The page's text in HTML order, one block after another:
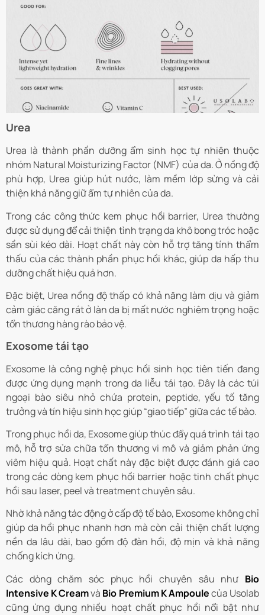
Urea
Urea là thành phần dưỡng ẩm sinh học tự nhiên thuộc
nhóm Natural Moisturizing Factor (NMF) của da. Ở nồng độ
phù hợp, Urea giúp hút nước, làm mềm lớp sừng và cải
thiện khả năng giữ ẩm tự nhiên của da.
Trong các công thức kem phục hồi barrier, Urea thường
được sử dụng để cải thiện tình trạng da khô bong tróc hoặc
sần sùi kéo dài. Hoạt chất này còn hỗ trợ tăng tính thẩm
thấu của các thành phần phục hồi khác, giúp da hấp thu
dưỡng chất hiệu quả hơn.
Đặc biệt, Urea nồng độ thấp có khả năng làm dịu và giảm
cảm giác căng rát ở làn da bị mất nước nghiêm trọng hoặc
tổn thương hàng rào bảo vệ.
Exosome tái tạo
Exosome là công nghệ phục hồi sinh học tiên tiến đang
được ứng dụng mạnh trong da liễu tái tạo. Đây là các túi
ngoại bào siêu nhỏ chứa protein, peptide, yếu tố tăng
trưởng và tín hiệu sinh học giúp “giao tiếp” giữa các tế bào.
Trong phục hồi da, Exosome giúp thúc đẩy quá trình tái tạo
mô, hỗ trợ sửa chữa tổn thương vi mô và giảm phản ứng
viêm hiệu quả. Hoạt chất này đặc biệt được đánh giá cao
trong các dòng kem phục hồi barrier hoặc tinh chất phục
hồi sau laser, peel và treatment chuyên sâu.
Nhờ khả năng tác động ở cấp độ tế bào, Exosome không chỉ
giúp da hồi phục nhanh hơn mà còn cải thiện chất lượng
nền da lâu dài, bao gồm độ đàn hồi, độ mịn và khả năng
chống kích ứng.
Các dòng chăm sóc phục hồi chuyên sâu như Bio
Intensive K Creamvà Bio Premium K Ampoulecủa Usolab
cũng ứng dụng nhiều hoạt chất phục hồi nổi bật như